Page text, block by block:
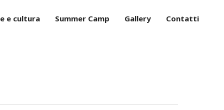
e cultura Summer Camp Gallery Contatti